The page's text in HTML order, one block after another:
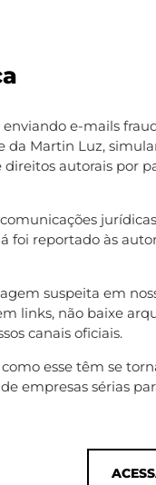
toda
para
sua
e-mails
Martin Luz,
direitos autorais por
foi reportado às
suspeita em
links, não baixe
canais oficiais.
esse têm se
empresas sérias